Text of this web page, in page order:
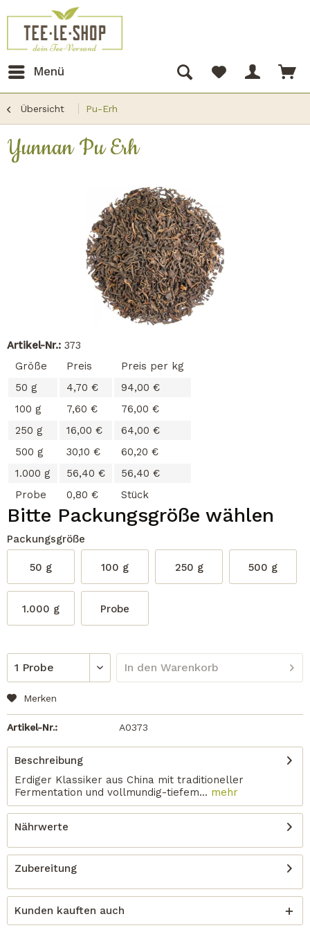
Menü
Übersicht Pu-Erh
Yunnan Pu Erh
Artikel-Nr.: 373
Größe
Preis
Preis per kg
50 g
4,70 €
94,00 €
100 g
7,60 €
76,00 €
250 g
16,00 €
64,00 €
500 g
30,10 €
60,20 €
1.000 g
56,40 €
56,40 €
Probe
0,80 € Stück
Bitte Packungsgröße wählen
Packungsgröße
50 g 100 g 250 g 500 g
1.000 g Probe
In den Warenkorb
Merken
Artikel-Nr.: A0373
Beschreibung
Erdiger Klassiker aus China mit traditioneller
Fermentation und vollmundig-tiefem... mehr
Nährwerte
Zubereitung
Kunden kauften auch